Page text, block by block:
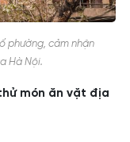
phường, cảm nhận
Hà Nội.
món ăn vặt địa